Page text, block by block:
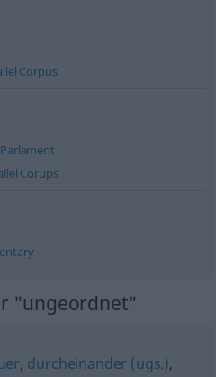
Corpus
Corups
"ungeordnet"
, durcheinander (ugs.),